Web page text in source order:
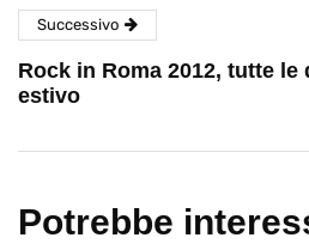
Successivo
Rock in Roma 2012, tutte le
estivo
Potrebbe